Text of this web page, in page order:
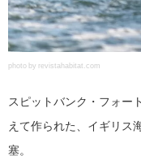
photo by revistahabitat.com
スピットバンク・フォー
えて作られた、イギリス
塞。